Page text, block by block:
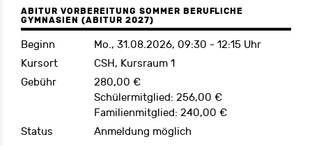
ABITUR VORBEREITUNG SOMMER BERUFLICHE
GYMNASIEN (ABITUR 2027)
Beginn
Mo., 31.08.2026, 09:30 - 12:15 Uhr
Kursort
CSH, Kursraum 1
Gebühr
280,00 €
Schülermitglied: 256,00 €
Familienmitglied: 240,00 €
Status
Anmeldung möglich